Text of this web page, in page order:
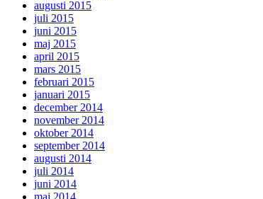
augusti 2015
juli 2015
juni 2015
maj 2015
april 2015
mars 2015
februari 2015
januari 2015
december 2014
november 2014
oktober 2014
september 2014
augusti 2014
juli 2014
juni 2014